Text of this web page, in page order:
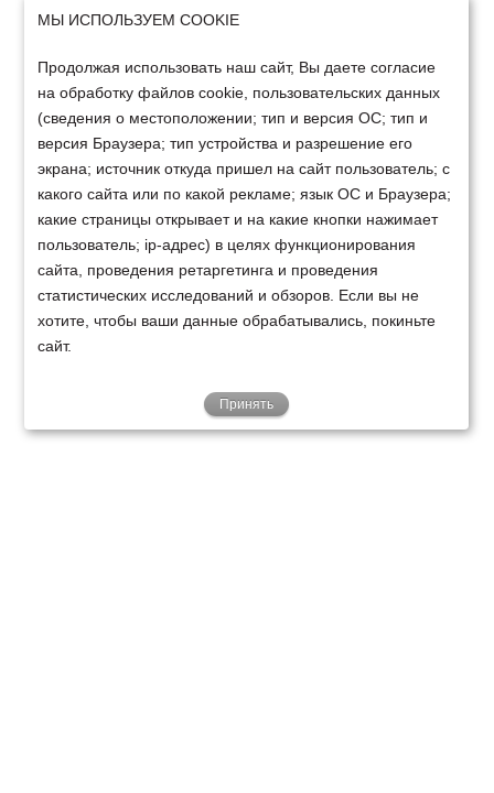
МЫ ИСПОЛЬЗУЕМ COOKIE
Продолжая использовать наш сайт, Вы даете согласие
на обработку файлов cookie, пользовательских данных
(сведения о местоположении; тип и версия ОС; тип и
версия Браузера; тип устройства и разрешение его
экрана; источник откуда пришел на сайт пользователь; с
какого сайта или по какой рекламе; язык ОС и Браузера;
какие страницы открывает и на какие кнопки нажимает
пользователь; ip-адрес) в целях функционирования
сайта, проведения ретаргетинга и проведения
статистических исследований и обзоров. Если вы не
хотите, чтобы ваши данные обрабатывались, покиньте
сайт.
Принять